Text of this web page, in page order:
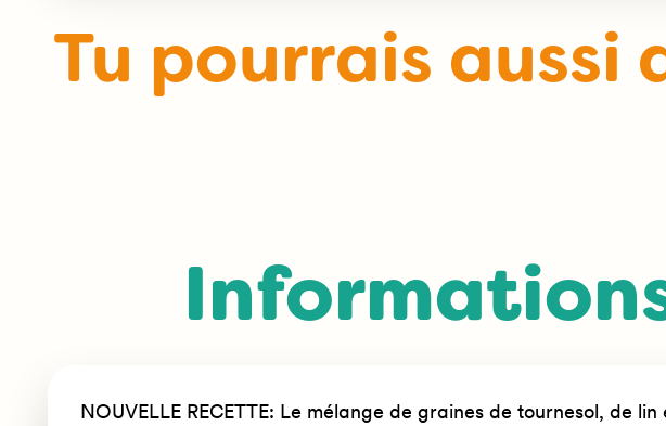
Tu pourrais aussi
NOUVELLE RECETTE: Le mélange de graines de tournesol, de